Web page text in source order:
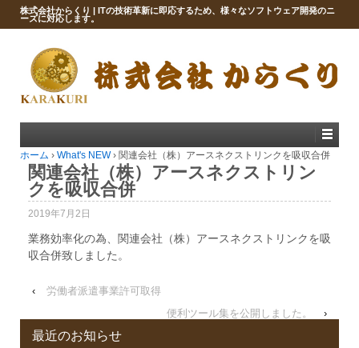
株式会社からくり | ITの技術革新に即応するため、様々なソフトウェア開発のニ
ーズに対応します。
ホーム › What's NEW › 関連会社（株）アースネクストリンクを吸収合併
関連会社（株）アースネクストリン
クを吸収合併
2019年7月2日
業務効率化の為、関連会社（株）アースネクストリンクを吸
収合併致しました。
‹
労働者派遣事業許可取得
便利ツール集を公開しました。
›
最近のお知らせ